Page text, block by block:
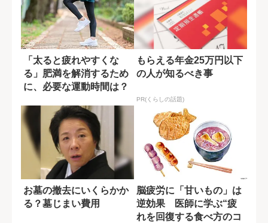
「太ると疲れやすくな
る」肥満を解消するため
に、必要な運動時間は？
もらえる年金25万円以下
の人が知るべき事
PR(くらしの話題)
お墓の撤去にいくらかか
る？墓じまい費用
脳疲労に「甘いもの」は
逆効果 医師に学ぶ“疲
れを回復する食べ方のコ